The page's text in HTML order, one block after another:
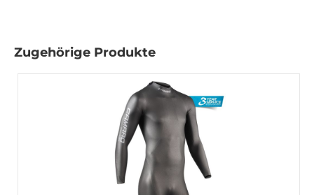
Zugehörige Produkte